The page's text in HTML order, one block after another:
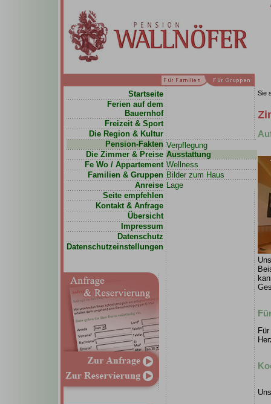
Startseite
Ferien auf dem
Bauernhof
Freizeit & Sport
Die Region & Kultur
Pension-Fakten Verpflegung
Ausstattung
Wellness
Bilder zum Haus
Lage
Die Zimmer & Preise
Fe Wo / Appartement
Familien & Gruppen
Anreise
Seite empfehlen
Kontakt & Anfrage
Übersicht
Impressum
Datenschutz
Datenschutzeinstellungen
Sie